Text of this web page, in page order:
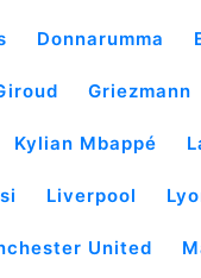
Donnarumma
Griezmann
Kylian Mbappé
Liverpool
United